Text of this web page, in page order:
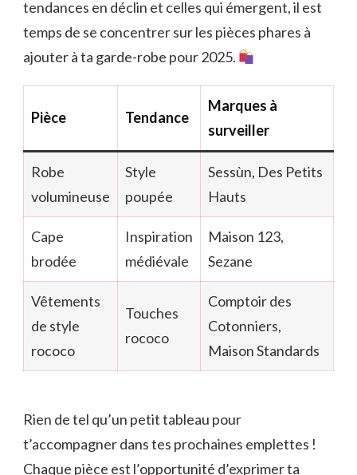
tendances en déclin et celles qui émergent, il est
temps de se concentrer sur les pièces phares à
ajouter à ta garde-robe pour 2025.
Pièce Tendance
Marques à
surveiller
Robe
volumineuse
Style
poupée
Sessùn, Des Petits
Hauts
Cape
brodée
Inspiration
médiévale
Maison 123,
Sezane
Vêtements
de style
rococo
Touches
rococo
Comptoir des
Cotonniers,
Maison Standards
Rien de tel qu’un petit tableau pour
t’accompagner dans tes prochaines emplettes !
Chaque pièce est l’opportunité d’exprimer ta